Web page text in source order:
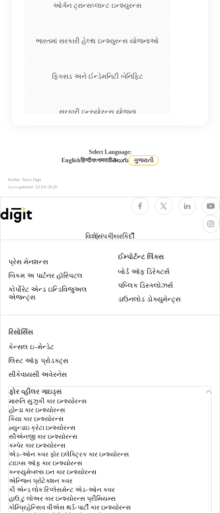
ઓર્ગન ટ્રાન્સપ્લાન્ટ ઇન્શ્યુરન્સ
ભારતમાં સરકારી હેલ્થ ઇન્શ્યુરન્સ યોજનાઓ
ફિક્સડ અને ઈન્ડેમનિટી બેનિફિટ
સરકારી ઇન્સ્યોરન્સ યોજના
ધુમ્રપાન કરનારાઓ માટે હેલ્થ ઈન્શ્યુરન્સ
હેલ્થ ઇન્શ્યુરન્સ
સિનિયર સિટિઝન માટે સુપર ટોપ-અપ હેલ્થ
ઈન્સ્યોરન્સ
મેડિક્લેઈમ vs હેલ્થ ઇન્શ્યુરન્સ
કોમ્પ્રીહેન્સીવ હેલ્થ ઈન્શ્યુરન્સ
યોગ્ય સમ ઈન્સુરેડ કેવી રીતે પસંદ કરવી
હેલ્થ ઇન્સ્યોરન્સ પ્રીમિયમ કેલ્ક્યુલેટર
ઇનપેશન્ટ vs આઉટપેશન્ટ
Select Language:
Englishहिन्दीবাংলাमराठीతెలుగు ગુજરાતી
Author: Team Digit
Last updated: 22-05-2026
વિશેસંપર્કકારકિર્દી
રિસોર્સિસ
કેન્સલ ઇ-મેન્ડેટ
લિસ્ટ ઑફ પ્રોડક્ટ્સ
સીકેવાયસી અવેરનેસ
પ્રેસ મેનશન્સ
બિકમ અ પાર્ટનર હૉસ્પિટલ
કોર્પોરેટ એન્ડ ઇન્ડિવિજુઅલ
એજન્ટ્સ
ઈમ્પોર્ટન્ટ લિંક્સ
બોર્ડ ઑફ ડિરેક્ટર્સ
પબ્લિક ડિસ્ક્લોઝર્સ
ડાઉનલોડ ડોક્યુમેન્ટ્સ
ફોર વ્હીલર ગાઇડ્સ
મારુતિ સુઝુકી કાર ઇન્શ્યોરન્સ
હોન્ડા કાર ઇન્શ્યોરન્સ
કિયા કાર ઇન્શ્યોરન્સ
હ્યુન્ડાઇ ક્રેટા ઇન્શ્યોરન્સ
સીએનજી કાર ઇન્શ્યોરન્સ
કમ્પેર કાર ઇન્શ્યોરન્સ
એડ-ઓન કવર ફોર ઇલેક્ટ્રિક કાર ઇન્શ્યોરન્સ
ટાઇપ્સ ઑફ કાર ઇન્શ્યોરન્સ
કન્સ્યુમેબલ્સ ઇન કાર ઇન્શ્યોરન્સ
એન્જિન પ્રોટેક્શન કવર
કી એન્ડ લોક રિપ્લેસમેન્ટ એડ-ઓન કવર
હાઉ ટુ લોઅર કાર ઇન્શ્યોરન્સ પ્રીમિયમ્સ
કોમ્પ્રિહેન્સિવ વીએસ થર્ડ-પાર્ટી કાર ઇન્શ્યોરન્સ